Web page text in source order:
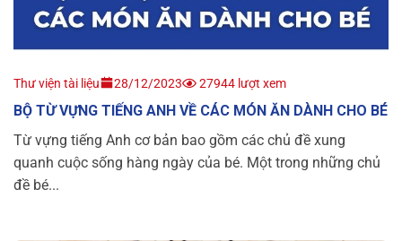
Thư viện tài liệu 28/12/2023 27944 lượt xem
BỘ TỪ VỰNG TIẾNG ANH VỀ CÁC MÓN ĂN DÀNH CHO BÉ
Từ vựng tiếng Anh cơ bản bao gồm các chủ đề xung
quanh cuộc sống hàng ngày của bé. Một trong những chủ
đề bé...